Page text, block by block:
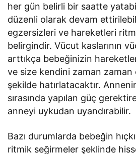
her gün belirli bir saatte
düzenli olarak devam
egzersizleri ve hareketleri
belirgindir. Vücut kaslarının
arttıkça bebeğinizin
ve size kendini zaman
şekilde hatırlatacaktır.
sırasında yapılan güç
anneyi uykudan uyandırabilir.
Bazı durumlarda bebeğin
ritmik seğirmeler şeklinde